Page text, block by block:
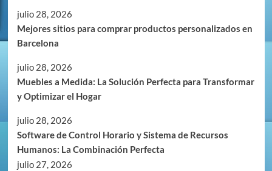
julio 28, 2026
Mejores sitios para comprar productos personalizados en
Barcelona
julio 28, 2026
Muebles a Medida: La Solución Perfecta para Transformar
y Optimizar el Hogar
julio 28, 2026
Software de Control Horario y Sistema de Recursos
Humanos: La Combinación Perfecta
julio 27, 2026